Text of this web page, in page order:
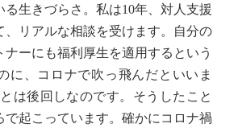
る生きづらさ。私は10年、対人支援
、リアルな相談を受けます。自分の
ナーにも福利厚生を適用するという
に、コロナで吹っ飛んだといいま
は後回しなのです。そうしたこと
で起こっています。確かにコロナ禍